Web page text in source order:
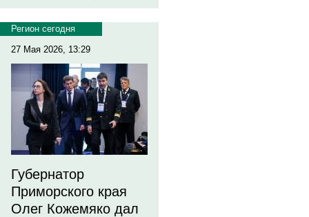
Регион сегодня
27 Мая 2026, 13:29
Губернатор
Приморского края
Олег Кожемяко дал